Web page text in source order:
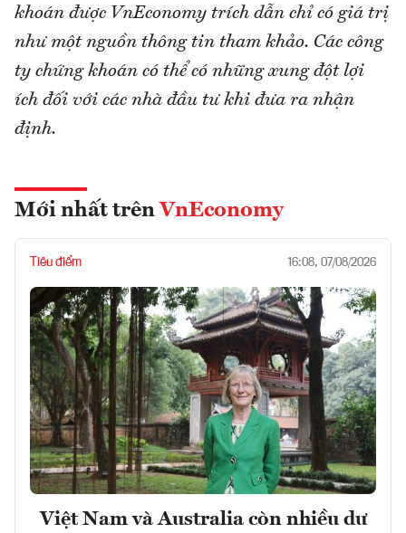
khoán được VnEconomy trích dẫn chỉ có giá trị
như một nguồn thông tin tham khảo. Các công
ty chứng khoán có thể có những xung đột lợi
ích đối với các nhà đầu tư khi đưa ra nhận
định.
Mới nhất trên VnEconomy
Tiêu điểm 16:08, 07/08/2026
Việt Nam và Australia còn nhiều dư